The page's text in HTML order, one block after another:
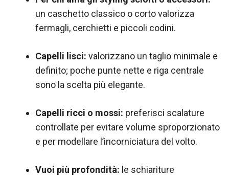
un caschetto classico o corto valorizza
fermagli, cerchietti e piccoli codini.
Capelli lisci: valorizzano un taglio minimale e
definito; poche punte nette e riga centrale
sono la scelta più elegante.
Capelli ricci o mossi: preferisci scalature
controllate per evitare volume sproporzionato
e per modellare l’incorniciatura del volto.
Vuoi più profondità: le schiariture